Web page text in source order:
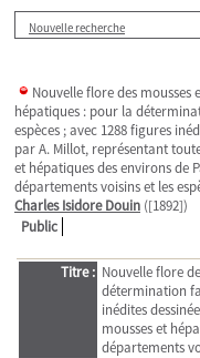
Nouvelle recherche
Nouvelle flore des mousses
hépatiques : pour la
espèces ; avec 1288 figures
par A. Millot, représentant
et hépatiques des environs de
départements voisins et les
Charles Isidore Douin ([1892])
Public
Titre : Nouvelle flore
détermination
inédites
mousses et
départements